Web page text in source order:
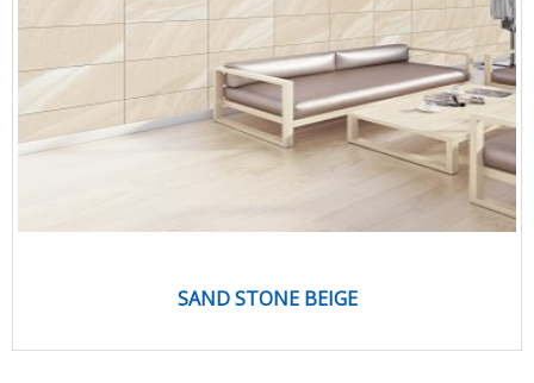
SAND STONE BEIGE